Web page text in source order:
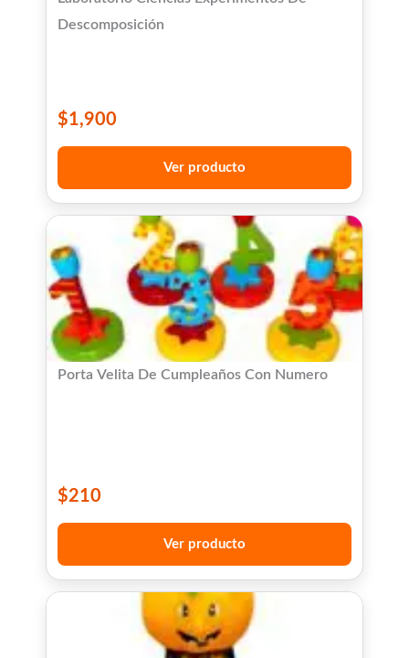
Descomposición
$1,900
Ver producto
Porta Velita De Cumpleaños Con Numero
$210
Ver producto